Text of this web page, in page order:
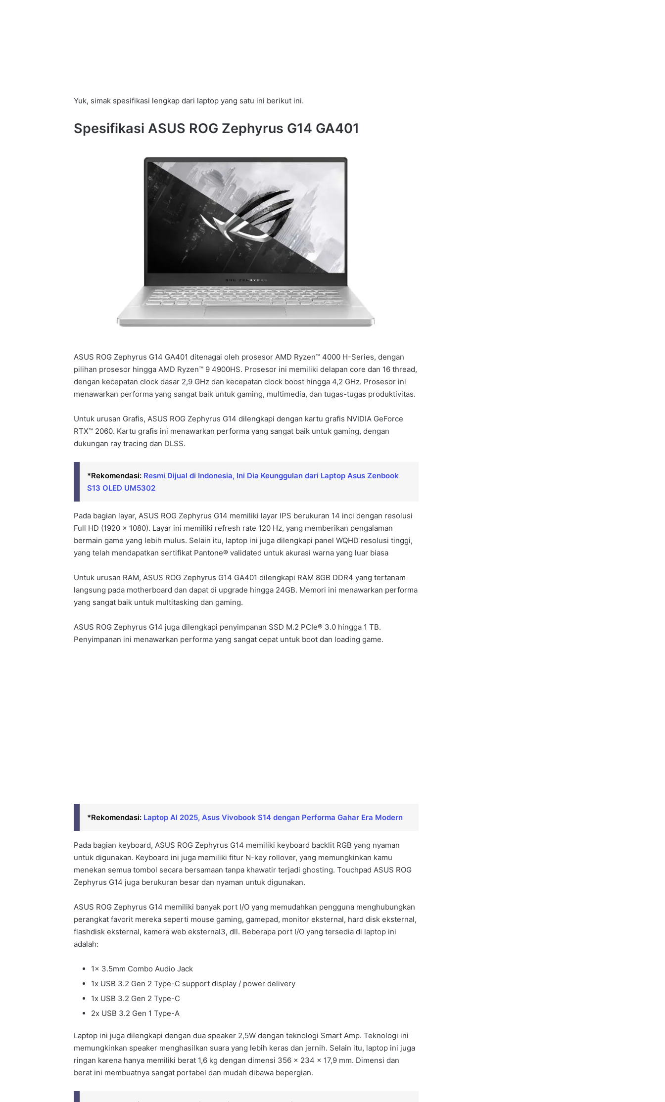
Yuk, simak spesifikasi lengkap dari laptop yang satu ini berikut ini.
Spesifikasi ASUS ROG Zephyrus G14 GA401
ASUS ROG Zephyrus G14 GA401 ditenagai oleh prosesor AMD Ryzen™ 4000 H-Series, dengan
pilihan prosesor hingga AMD Ryzen™ 9 4900HS. Prosesor ini memiliki delapan core dan 16 thread,
dengan kecepatan clock dasar 2,9 GHz dan kecepatan clock boost hingga 4,2 GHz. Prosesor ini
menawarkan performa yang sangat baik untuk gaming, multimedia, dan tugas-tugas produktivitas.
Untuk urusan Grafis, ASUS ROG Zephyrus G14 dilengkapi dengan kartu grafis NVIDIA GeForce
RTX™ 2060. Kartu grafis ini menawarkan performa yang sangat baik untuk gaming, dengan
dukungan ray tracing dan DLSS.
*Rekomendasi: Resmi Dijual di Indonesia, Ini Dia Keunggulan dari Laptop Asus Zenbook
S13 OLED UM5302
Pada bagian layar, ASUS ROG Zephyrus G14 memiliki layar IPS berukuran 14 inci dengan resolusi
Full HD (1920 x 1080). Layar ini memiliki refresh rate 120 Hz, yang memberikan pengalaman
bermain game yang lebih mulus. Selain itu, laptop ini juga dilengkapi panel WQHD resolusi tinggi,
yang telah mendapatkan sertifikat Pantone® validated untuk akurasi warna yang luar biasa
Untuk urusan RAM, ASUS ROG Zephyrus G14 GA401 dilengkapi RAM 8GB DDR4 yang tertanam
langsung pada motherboard dan dapat di upgrade hingga 24GB. Memori ini menawarkan performa
yang sangat baik untuk multitasking dan gaming.
ASUS ROG Zephyrus G14 juga dilengkapi penyimpanan SSD M.2 PCIe® 3.0 hingga 1 TB.
Penyimpanan ini menawarkan performa yang sangat cepat untuk boot dan loading game.
*Rekomendasi: Laptop AI 2025, Asus Vivobook S14 dengan Performa Gahar Era Modern
Pada bagian keyboard, ASUS ROG Zephyrus G14 memiliki keyboard backlit RGB yang nyaman
untuk digunakan. Keyboard ini juga memiliki fitur N-key rollover, yang memungkinkan kamu
menekan semua tombol secara bersamaan tanpa khawatir terjadi ghosting. Touchpad ASUS ROG
Zephyrus G14 juga berukuran besar dan nyaman untuk digunakan.
ASUS ROG Zephyrus G14 memiliki banyak port I/O yang memudahkan pengguna menghubungkan
perangkat favorit mereka seperti mouse gaming, gamepad, monitor eksternal, hard disk eksternal,
flashdisk eksternal, kamera web eksternal3, dll. Beberapa port I/O yang tersedia di laptop ini
adalah:
1x 3.5mm Combo Audio Jack
1x USB 3.2 Gen 2 Type-C support display / power delivery
1x USB 3.2 Gen 2 Type-C
2x USB 3.2 Gen 1 Type-A
Laptop ini juga dilengkapi dengan dua speaker 2,5W dengan teknologi Smart Amp. Teknologi ini
memungkinkan speaker menghasilkan suara yang lebih keras dan jernih. Selain itu, laptop ini juga
ringan karena hanya memiliki berat 1,6 kg dengan dimensi 356 x 234 x 17,9 mm. Dimensi dan
berat ini membuatnya sangat portabel dan mudah dibawa bepergian.